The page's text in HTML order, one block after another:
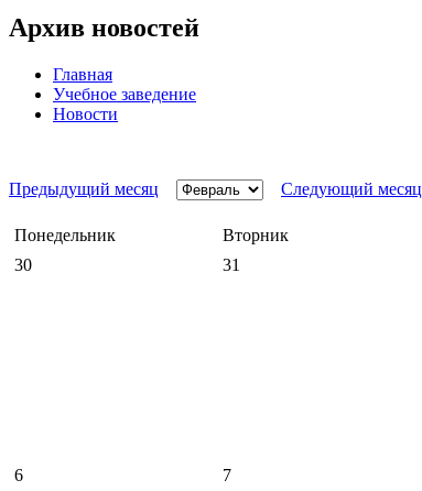
Архив новостей
Главная
Учебное заведение
Новости
Предыдущий месяц
Следующий месяц
Понедельник Вторник
30
31
6
7